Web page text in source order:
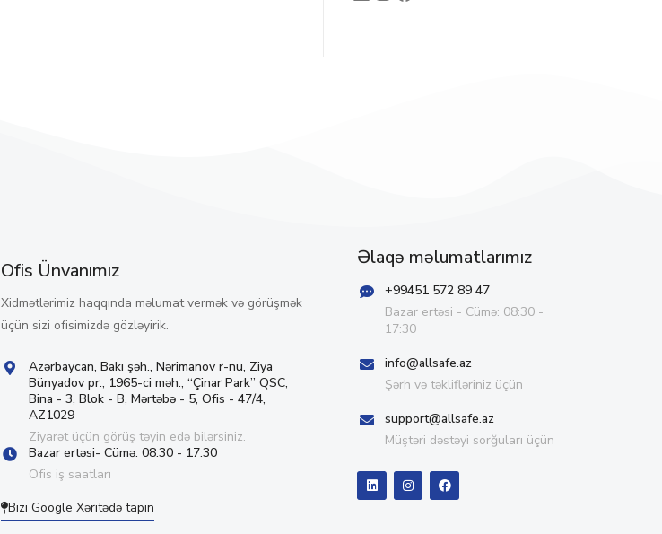
Ofis Ünvanımız
Xidmətlərimiz haqqında məlumat vermək və görüşmək
üçün sizi ofisimizdə gözləyirik.
Azərbaycan, Bakı şəh., Nərimanov r-nu, Ziya
Bünyadov pr., 1965-ci məh., “Çinar Park” QSC,
Bina - 3, Blok - B, Mərtəbə - 5, Ofis - 47/4,
AZ1029
Ziyarət üçün görüş təyin edə bilərsiniz.
Bazar ertəsi- Cümə: 08:30 - 17:30
Ofis iş saatları
Bizi Google Xəritədə tapın
Əlaqə məlumatlarımız
+99451 572 89 47
Bazar ertəsi - Cümə: 08:30 -
17:30
info@allsafe.az
Şərh və təklifləriniz üçün
support@allsafe.az
Müştəri dəstəyi sorğuları üçün